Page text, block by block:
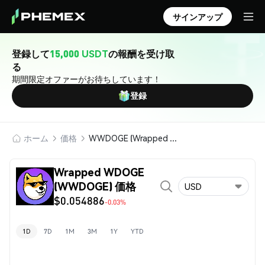
サインアップ
登録して15,000 USDTの報酬を受け取
る
期間限定オファーがお待ちしています！
登録
ホーム 価格 WWDOGE (Wrapped WDOGE)
Wrapped WDOGE
(WWDOGE) 価格
$0.054886-0.03%
USD
1D 7D 1M 3M 1Y YTD